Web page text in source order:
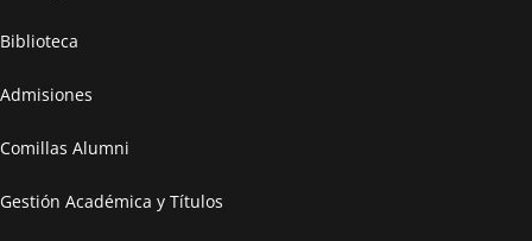
Biblioteca
Admisiones
Comillas Alumni
Gestión Académica y Títulos